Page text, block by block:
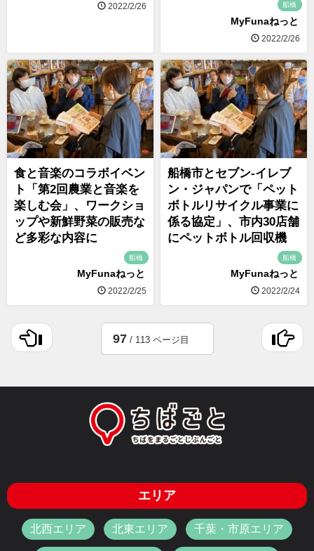
2022/2/26 船橋
MyFunaねっと
2022/2/26
食と音楽のコラボイベン
ト「第2回農業と音楽を
楽しむ会」、ワークショ
ップや新鮮野菜の販売な
ど多彩な内容に
船橋
MyFunaねっと
2022/2/25
船橋市とセブン-イレブ
ン・ジャパンで「ペット
ボトルリサイクル事業に
係る協定」、市内30店舗
にペットボトル回収機
船橋
MyFunaねっと
2022/2/24
97 / 113 ページ目
エリア
北西エリア 北東エリア 千葉・市原エリア